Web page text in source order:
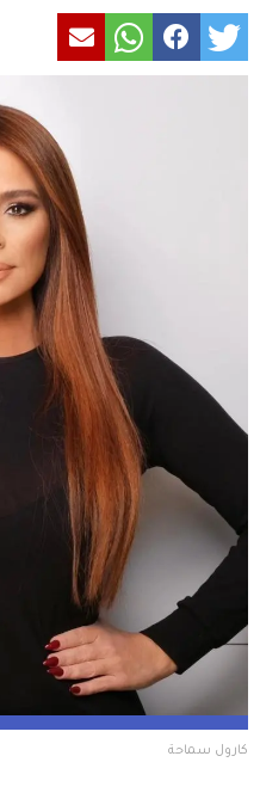
كارول سماحة